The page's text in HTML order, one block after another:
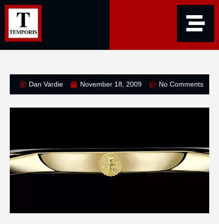
Dan Vardie November 18, 2009 No Comments